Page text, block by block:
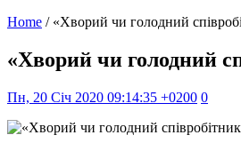
Home / «Хворий чи голодний
«Хворий чи голодний
Пн, 20 Січ 2020 09:14:35 +0200 0